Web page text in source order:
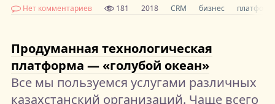
Нет комментариев 181 2018 CRM бизнес
Продуманная технологическая
платформа — «голубой океан»
Все мы пользуемся услугами различных
казахстанский организаций. Чаще всего